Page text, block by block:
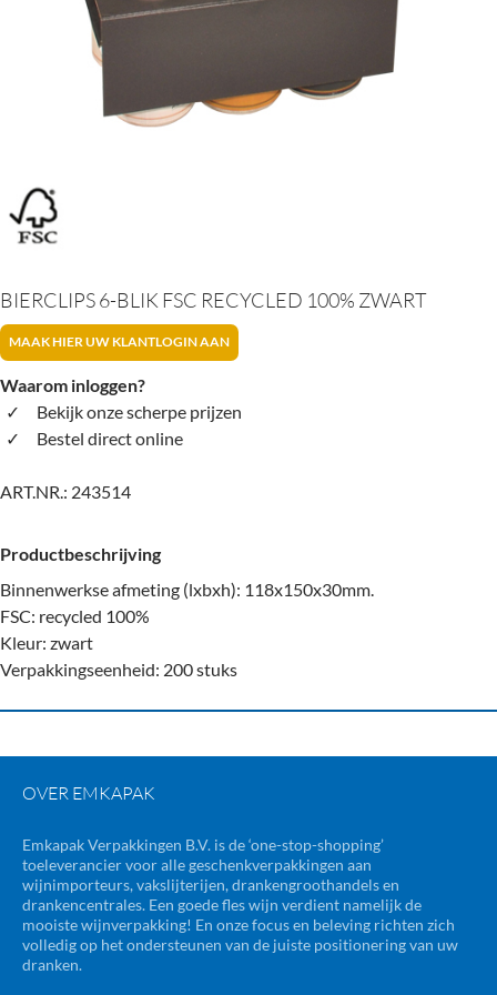
BIERCLIPS 6-BLIK FSC RECYCLED 100% ZWART
MAAK HIER UW KLANTLOGIN AAN
Waarom inloggen?
Bekijk onze scherpe prijzen
Bestel direct online
ART.NR.: 243514
Productbeschrijving
Binnenwerkse afmeting (lxbxh): 118x150x30mm.
FSC: recycled 100%
Kleur: zwart
Verpakkingseenheid: 200 stuks
OVER EMKAPAK
Emkapak Verpakkingen B.V. is de ‘one-stop-shopping’
toeleverancier voor alle geschenkverpakkingen aan
wijnimporteurs, vakslijterijen, drankengroothandels en
drankencentrales. Een goede fles wijn verdient namelijk de
mooiste wijnverpakking! En onze focus en beleving richten zich
volledig op het ondersteunen van de juiste positionering van uw
dranken.